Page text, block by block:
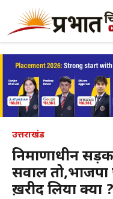
content
उत्तराखंड
निर्माणाधीन
सवाल तो,भाजपा
ख़रीद लिया क्या ?